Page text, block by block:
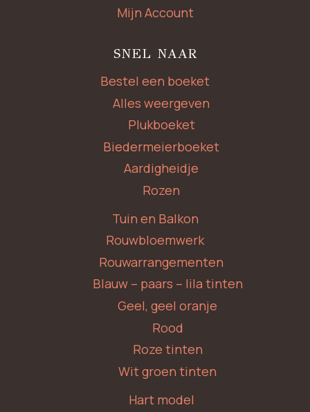
Mijn Account
SNEL NAAR
Bestel een boeket
Alles weergeven
Plukboeket
Biedermeierboeket
Aardigheidje
Rozen
Tuin en Balkon
Rouwbloemwerk
Rouwarrangementen
Blauw – paars – lila tinten
Geel, geel oranje
Rood
Roze tinten
Wit groen tinten
Hart model